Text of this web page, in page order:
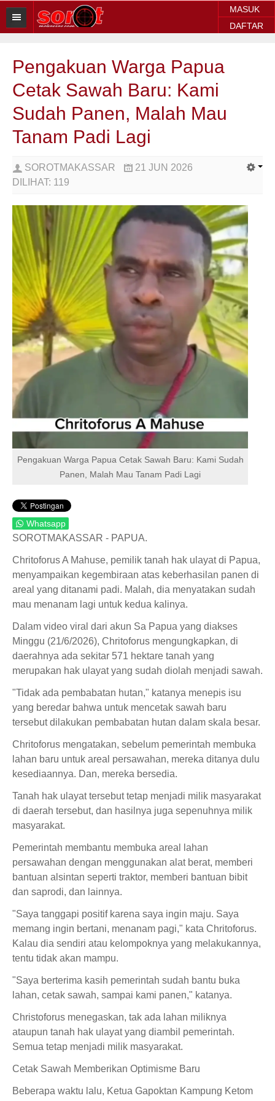
MASUK
DAFTAR
BERITA SOROT
Sorot Makassar
Sorot Sulsel
POLITIK
EKONOMI
HUKUM & KRIMINAL
TNI & POLRI
CONTACT US
Pengakuan Warga Papua
Cetak Sawah Baru: Kami
Sudah Panen, Malah Mau
Tanam Padi Lagi
SOROTMAKASSAR
21 JUN 2026
DILIHAT: 119
Pengakuan Warga Papua Cetak Sawah Baru: Kami Sudah
Panen, Malah Mau Tanam Padi Lagi
Whatsapp
SOROTMAKASSAR - PAPUA.
Chritoforus A Mahuse, pemilik tanah hak ulayat di Papua,
menyampaikan kegembiraan atas keberhasilan panen di
areal yang ditanami padi. Malah, dia menyatakan sudah
mau menanam lagi untuk kedua kalinya.
Dalam video viral dari akun Sa Papua yang diakses
Minggu (21/6/2026), Chritoforus mengungkapkan, di
daerahnya ada sekitar 571 hektare tanah yang
merupakan hak ulayat yang sudah diolah menjadi sawah.
"Tidak ada pembabatan hutan," katanya menepis isu
yang beredar bahwa untuk mencetak sawah baru
tersebut dilakukan pembabatan hutan dalam skala besar.
Chritoforus mengatakan, sebelum pemerintah membuka
lahan baru untuk areal persawahan, mereka ditanya dulu
kesediaannya. Dan, mereka bersedia.
Tanah hak ulayat tersebut tetap menjadi milik masyarakat
di daerah tersebut, dan hasilnya juga sepenuhnya milik
masyarakat.
Pemerintah membantu membuka areal lahan
persawahan dengan menggunakan alat berat, memberi
bantuan alsintan seperti traktor, memberi bantuan bibit
dan saprodi, dan lainnya.
"Saya tanggapi positif karena saya ingin maju. Saya
memang ingin bertani, menanam pagi," kata Chritoforus.
Kalau dia sendiri atau kelompoknya yang melakukannya,
tentu tidak akan mampu.
"Saya berterima kasih pemerintah sudah bantu buka
lahan, cetak sawah, sampai kami panen," katanya.
Christoforus menegaskan, tak ada lahan miliknya
ataupun tanah hak ulayat yang diambil pemerintah.
Semua tetap menjadi milik masyarakat.
Cetak Sawah Memberikan Optimisme Baru
Beberapa waktu lalu, Ketua Gapoktan Kampung Ketom